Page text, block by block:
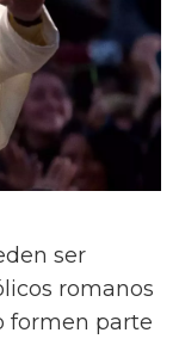
ser
romanos
formen parte